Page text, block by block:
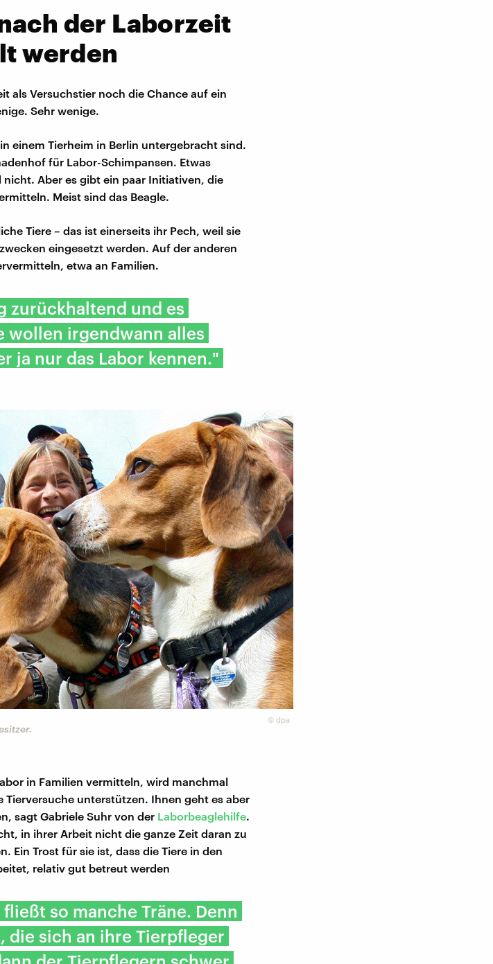
der Laborzeit
werden
als Versuchstier noch die Chance auf ein
Sehr wenige.
einem Tierheim in Berlin untergebracht sind.
für Labor-Schimpansen. Etwas
Aber es gibt ein paar Initiativen, die
Meist sind das Beagle.
Tiere – das ist einerseits ihr Pech, weil sie
eingesetzt werden. Auf der anderen
etwa an Familien.
zurückhaltend und es
wollen irgendwann alles
ja nur das Labor kennen."
© dpa
in Familien vermitteln, wird manchmal
Tierversuche unterstützen. Ihnen geht es aber
sagt Gabriele Suhr von der Laborbeaglehilfe.
in ihrer Arbeit nicht die ganze Zeit daran zu
Ein Trost für sie ist, dass die Tiere in den
relativ gut betreut werden
so manche Träne. Denn
die sich an ihre Tierpfleger